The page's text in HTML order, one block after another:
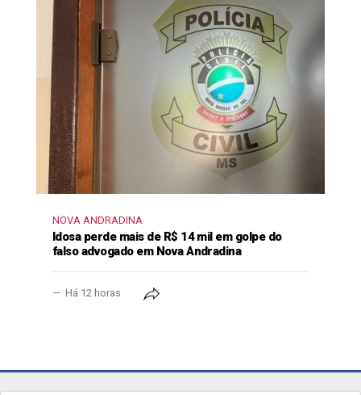
NOVA ANDRADINA
Idosa perde mais de R$ 14 mil em golpe do
falso advogado em Nova Andradina
Há 12 horas